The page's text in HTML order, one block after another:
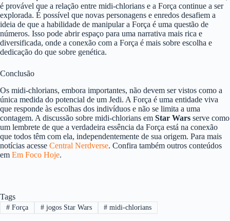
é provável que a relação entre midi-chlorians e a Força continue a ser
explorada. É possível que novas personagens e enredos desafiem a
ideia de que a habilidade de manipular a Força é uma questão de
números. Isso pode abrir espaço para uma narrativa mais rica e
diversificada, onde a conexão com a Força é mais sobre escolha e
dedicação do que sobre genética.
Conclusão
Os midi-chlorians, embora importantes, não devem ser vistos como a
única medida do potencial de um Jedi. A Força é uma entidade viva
que responde às escolhas dos indivíduos e não se limita a uma
contagem. A discussão sobre midi-chlorians em Star Wars serve como
um lembrete de que a verdadeira essência da Força está na conexão
que todos têm com ela, independentemente de sua origem. Para mais
notícias acesse Central Nerdverse. Confira também outros conteúdos
em Em Foco Hoje.
Tags
#Força #jogos Star Wars # midi-chlorians